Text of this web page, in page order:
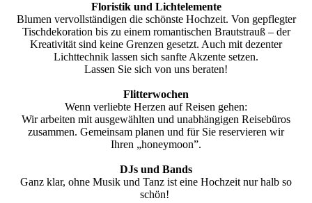
Floristik und Lichtelemente
Blumen vervollständigen die schönste Hochzeit. Von gepflegter
Tischdekoration bis zu einem romantischen Brautstrauß – der
Kreativität sind keine Grenzen gesetzt. Auch mit dezenter
Lichttechnik lassen sich sanfte Akzente setzen.
Lassen Sie sich von uns beraten!
Flitterwochen
Wenn verliebte Herzen auf Reisen gehen:
Wir arbeiten mit ausgewählten und unabhängigen Reisebüros
zusammen. Gemeinsam planen und für Sie reservieren wir
Ihren „honeymoon”.
DJs und Bands
Ganz klar, ohne Musik und Tanz ist eine Hochzeit nur halb so
schön!